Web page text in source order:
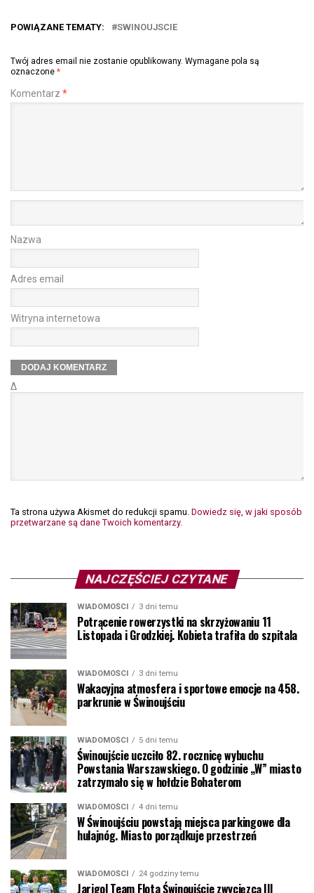
POWIĄZANE TEMATY: SWINOUJSCIE
Twój adres email nie zostanie opublikowany. Wymagane pola są
oznaczone *
Komentarz *
Nazwa
Adres email
Witryna internetowa
Δ
Ta strona używa Akismet do redukcji spamu. Dowiedz się, w jaki sposób
przetwarzane są dane Twoich komentarzy.
NAJCZĘŚCIEJ CZYTANE
WIADOMOŚCI 3 dni temu
Potrącenie rowerzystki na skrzyżowaniu 11
Listopada i Grodzkiej. Kobieta trafiła do szpitala
WIADOMOŚCI 3 dni temu
Wakacyjna atmosfera i sportowe emocje na 458.
parkrunie w Świnoujściu
WIADOMOŚCI 5 dni temu
Świnoujście uczciło 82. rocznicę wybuchu
Powstania Warszawskiego. O godzinie „W” miasto
zatrzymało się w hołdzie Bohaterom
WIADOMOŚCI 4 dni temu
W Świnoujściu powstają miejsca parkingowe dla
hulajnóg. Miasto porządkuje przestrzeń
WIADOMOŚCI 24 godziny temu
Jarigol Team Flota Świnoujście zwycięzcą III